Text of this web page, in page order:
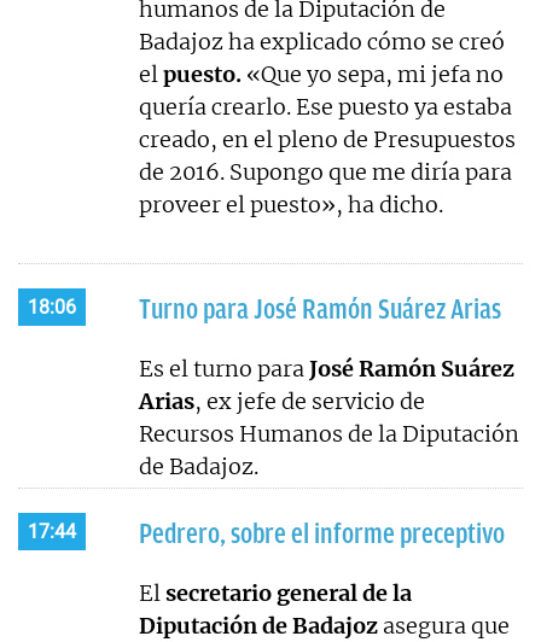
humanos de la Diputación de
Badajoz ha explicado cómo se creó
elpuesto. «Que yo sepa, mi jefa no
quería crearlo. Ese puesto ya estaba
creado, en el pleno de Presupuestos
de 2016. Supongo que me diría para
proveer el puesto», ha dicho.
18:06 Turno para José Ramón Suárez Arias
Es el turno paraJosé Ramón Suárez
Arias, ex jefe de servicio de
Recursos Humanos de la Diputación
de Badajoz.
17:44 Pedrero, sobre el informe preceptivo
Elsecretario general de la
Diputación de Badajoz asegura que